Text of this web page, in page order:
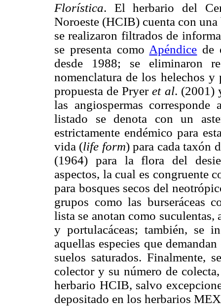
Florística. El herbario del
Noroeste (HCIB) cuenta con una
se realizaron filtrados de
se presenta como Apéndice de
desde 1988; se eliminaron
nomenclatura de los helechos y
propuesta de Pryeret al. (2001)
las angiospermas
listado se denota con un
estrictamente endémico para
vida (life form) para cada taxón
(1964) para la flora del
aspectos, la cual es congruente
para bosques secos del
grupos como las burseráceas
lista se anotan como suculentas,
y portulacáceas; también, se
aquellas especies que
suelos saturados. Finalmente,
colector y su número de
herbario HCIB, salvo
depositado en los herbarios